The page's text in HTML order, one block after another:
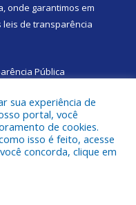
onde garantimos em
leis de transparência
Pública
Municipal de Santa
sua experiência de
portal, você
de cookies.
isso é feito, acesse
concorda, clique em